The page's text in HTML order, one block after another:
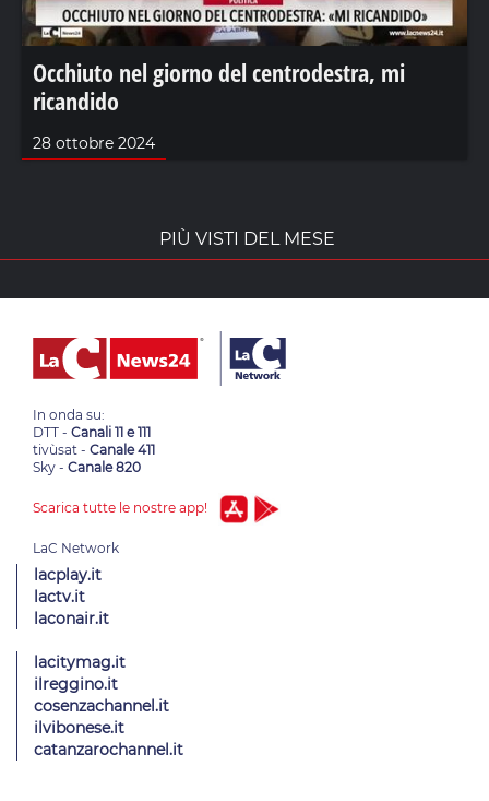
Occhiuto nel giorno del centrodestra, mi
ricandido
28 ottobre 2024
PIÙ VISTI DEL MESE
In onda su:
DTT - Canali 11 e 111
tivùsat - Canale 411
Sky - Canale 820
Scarica tutte le nostre app!
lacplay.it
lactv.it
laconair.it
lacitymag.it
ilreggino.it
cosenzachannel.it
ilvibonese.it
catanzarochannel.it